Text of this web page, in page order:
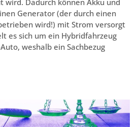
wird. Dadurch können Akku und
Generator (der durch einen
wird!) mit Strom versorgt
es sich um ein Hybridfahrzeug
weshalb ein Sachbezug